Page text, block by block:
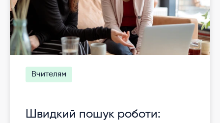
Вчителям
Швидкий пошук роботи: